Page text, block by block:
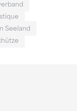
Seeland